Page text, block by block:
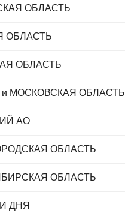
ОБЛАСТЬ
ОБЛАСТЬ
ОБЛАСТЬ
МОСКОВСКАЯ ОБЛАСТЬ
АО
ОБЛАСТЬ
ОБЛАСТЬ
ДНЯ